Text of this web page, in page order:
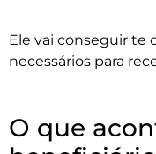
Ele vai conseguir te
necessários para
O que